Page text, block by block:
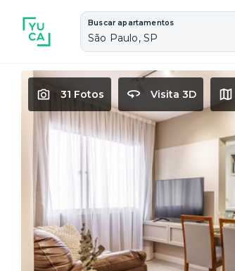
Buscar apartamentos
São Paulo, SP
31 Fotos Visita 3D